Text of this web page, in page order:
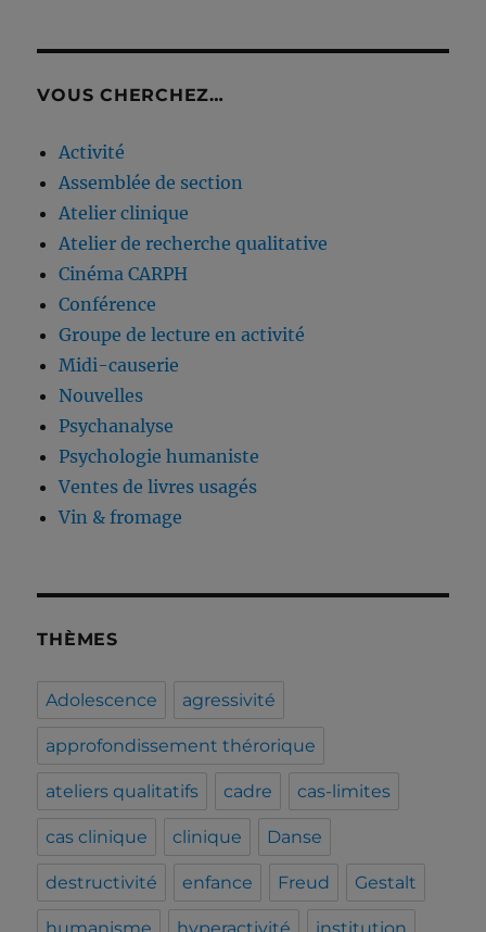
VOUS CHERCHEZ…
Activité
Assemblée de section
Atelier clinique
Atelier de recherche qualitative
Cinéma CARPH
Conférence
Groupe de lecture en activité
Midi-causerie
Nouvelles
Psychanalyse
Psychologie humaniste
Ventes de livres usagés
Vin & fromage
THÈMES
Adolescence agressivité
approfondissement thérorique
ateliers qualitatifs cadre cas-limites
cas clinique clinique Danse
destructivité enfance Freud Gestalt